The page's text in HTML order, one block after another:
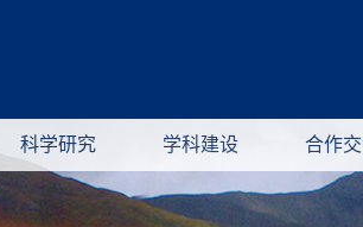
科学研究 学科建设 合作